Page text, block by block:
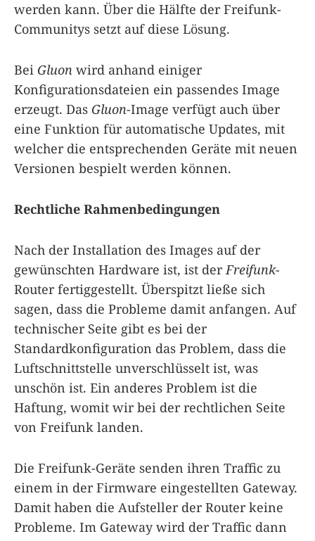
werden kann. Über die Hälfte der Freifunk-
Communitys setzt auf diese Lösung.
Bei Gluon wird anhand einiger
Konfigurationsdateien ein passendes Image
erzeugt. Das Gluon-Image verfügt auch über
eine Funktion für automatische Updates, mit
welcher die entsprechenden Geräte mit neuen
Versionen bespielt werden können.
Rechtliche Rahmenbedingungen
Nach der Installation des Images auf der
gewünschten Hardware ist, ist derFreifunk-
Router fertiggestellt. Überspitzt ließe sich
sagen, dass die Probleme damit anfangen. Auf
technischer Seite gibt es bei der
Standardkonfiguration das Problem, dass die
Luftschnittstelle unverschlüsselt ist, was
unschön ist. Ein anderes Problem ist die
Haftung, womit wir bei der rechtlichen Seite
von Freifunk landen.
Die Freifunk-Geräte senden ihren Traffic zu
einem in der Firmware eingestellten Gateway.
Damit haben die Aufsteller der Router keine
Probleme. Im Gateway wird der Traffic dann